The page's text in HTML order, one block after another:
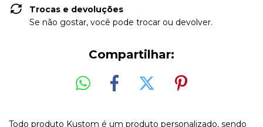
Trocas e devoluções
Se não gostar, você pode trocar ou devolver.
Compartilhar:
Todo produto Kustom é um produto personalizado, sendo